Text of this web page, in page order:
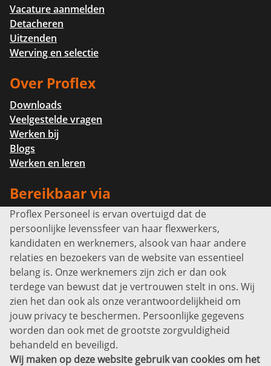
Vacature aanmelden
Detacheren
Uitzenden
Werving en selectie
Over Proflex
Downloads
Veelgestelde vragen
Werken bij
Blogs
Werken en leren
Bereikbaar via
Info@proflexpersoneel.nl
Bel ons:+31 (0)85 0450040
Prins Willem-Alexanderlaan 301
7311 SW Apeldoorn
Disclaimer
Privacyverklaring
Sitemap
Copyright
Proflex Personeel is ervan overtuigd dat de
persoonlijke levenssfeer van haar flexwerkers,
kandidaten en werknemers, alsook van haar andere
relaties en bezoekers van de website van essentieel
belang is. Onze werknemers zijn zich er dan ook
terdege van bewust dat je vertrouwen stelt in ons. Wij
zien het dan ook als onze verantwoordelijkheid om
jouw privacy te beschermen. Persoonlijke gegevens
worden dan ook met de grootste zorgvuldigheid
behandeld en beveiligd.
Wij maken op deze website gebruik van cookies om het